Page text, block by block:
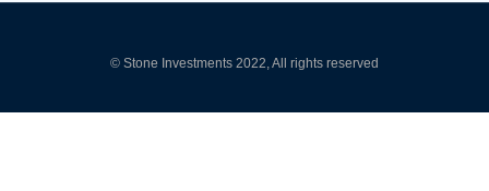
© Stone Investments 2022, All rights reserved